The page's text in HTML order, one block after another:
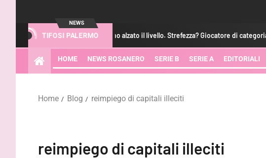
NEWS
TIFOSI PALERMO
Augello: “Abbiamo alzato il livello. Strefezza? Giocatore di categoria”
HOME NEWS ROSANERO SERIE B SERIE A EDITORIALI
Home Blog reimpiego di capitali illeciti
reimpiego di capitali illeciti